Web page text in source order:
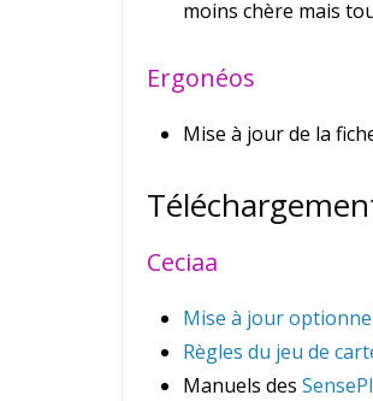
moins chère mais
Ergonéos
Mise à jour de la
Ceciaa
Mise à jour
Règles du jeu de
Manuels des